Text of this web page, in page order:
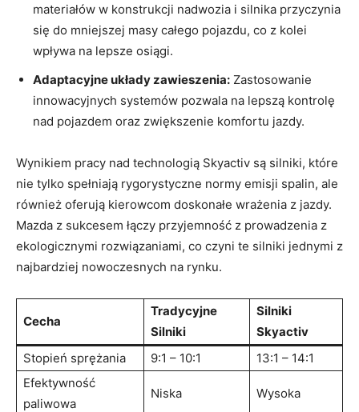
materiałów‌ w konstrukcji nadwozia‍ i ⁤silnika‌ przyczynia​
się do mniejszej ⁢masy⁤ całego⁣ pojazdu, co z‌ kolei
wpływa na ⁣lepsze osiągi.
Adaptacyjne układy⁤ zawieszenia: Zastosowanie
innowacyjnych systemów pozwala ‌na lepszą ‍kontrolę
nad‌ pojazdem oraz ​zwiększenie komfortu jazdy.
Wynikiem pracy nad technologią Skyactiv są silniki, które
⁤nie tylko⁣ spełniają rygorystyczne normy‍ emisji ⁤spalin, ale
również oferują kierowcom doskonałe wrażenia ⁢z jazdy.
Mazda z sukcesem łączy przyjemność z prowadzenia z⁣
ekologicznymi rozwiązaniami,‌ co czyni te silniki jednymi ⁤z
najbardziej⁢ nowoczesnych na rynku.
Cecha
Tradycyjne
Silniki
Silniki
Skyactiv
Stopień ‌sprężania
9:1 – 10:1
13:1 – 14:1
Efektywność⁢
paliwowa
Niska Wysoka